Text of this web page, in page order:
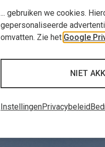
... gebruiken we cookies.
gepersonaliseerde
omvatten. Zie het Google
NIET
InstellingenPrivacybeleid